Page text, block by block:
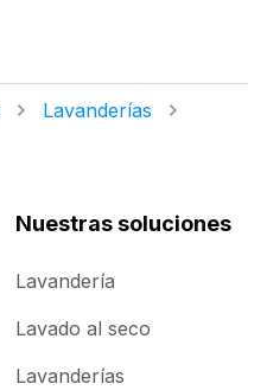
Lavanderías
Nuestras soluciones
Lavandería
Lavado al seco
Lavanderías